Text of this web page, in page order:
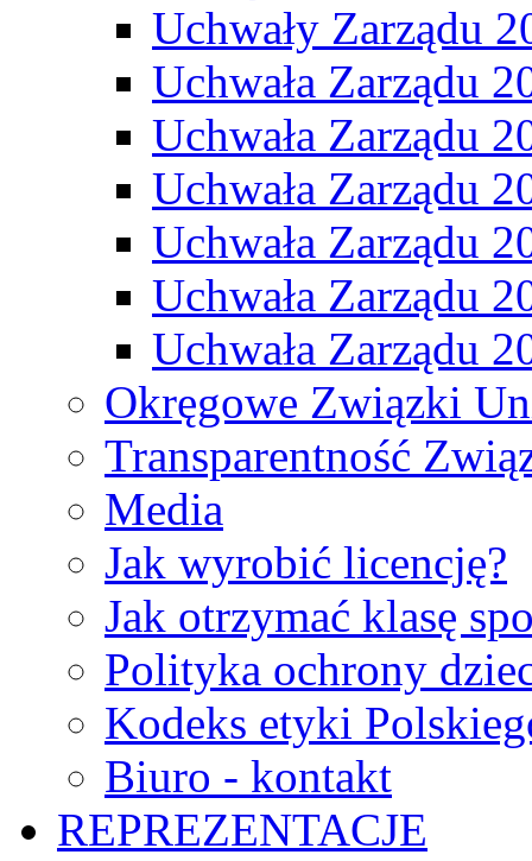
Uchwały Zarządu
Uchwała Zarządu
Uchwała Zarządu
Uchwała Zarządu
Uchwała Zarządu
Uchwała Zarządu
Uchwała Zarządu
Okręgowe Związki
Transparentność
Media
Jak wyrobić licencję?
Jak otrzymać klasę
Polityka ochrony
Kodeks etyki
Biuro - kontakt
REPREZENTACJE